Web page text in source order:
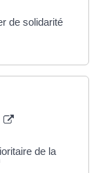
de solidarité
de la